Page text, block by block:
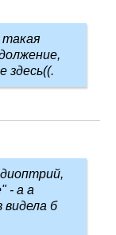
такая
здесь((.
- а а
видела б